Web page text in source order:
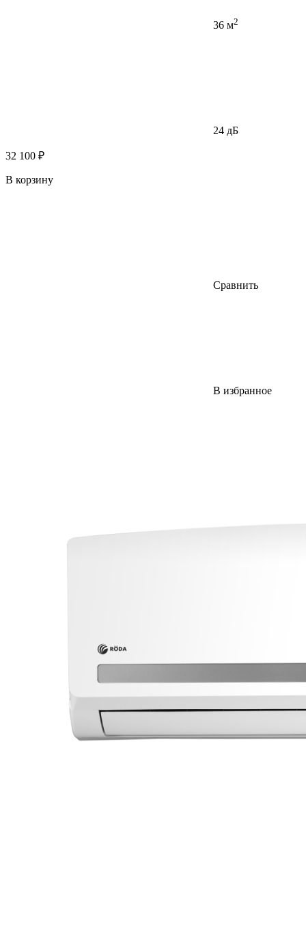
36 м2
24 дБ
32 100 ₽
В корзину
Сравнить
В избранное